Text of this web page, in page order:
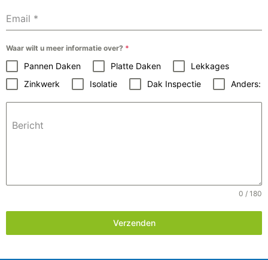
Email *
Waar wilt u meer informatie over? *
Pannen Daken Platte Daken
Lekkages
Zinkwerk
Isolatie Dak Inspectie Anders:
Bericht
0 / 180
Verzenden